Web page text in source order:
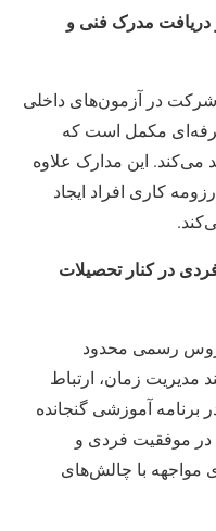
مدرک فنی و
شرکت در آزمون‌های داخلی
مکمل است که
می‌کند. این مدارک علاوه
کاری افراد ایجاد
در کنار تحصیلات
دروس رسمی محدود
مدیریت زمان، ارتباط
برنامه آموزشی گنجانده
موفقیت فردی و
مواجهه با چالش‌های